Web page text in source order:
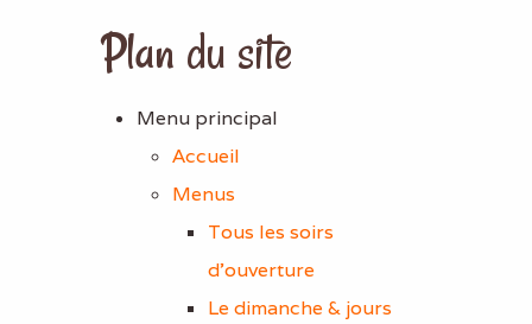
Plan du site
Menu principal
Accueil
Menus
Tous les soirs
d'ouverture
Le dimanche & jours